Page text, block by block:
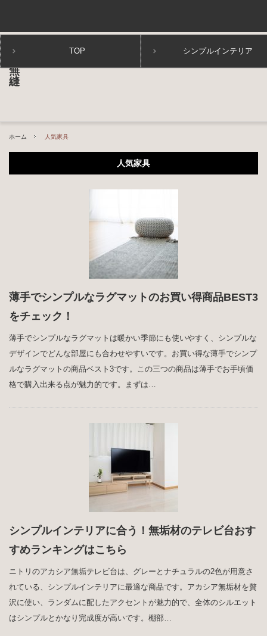
TOP シンプルインテリア
ホーム 人気家具
人気家具
薄手でシンプルなラグマットのお買い得商品BEST3
をチェック！
薄手でシンプルなラグマットは暖かい季節にも使いやすく、シンプルな
デザインでどんな部屋にも合わせやすいです。お買い得な薄手でシンプ
ルなラグマットの商品ベスト3です。この三つの商品は薄手でお手頃価
格で購入出来る点が魅力的です。まずは…
シンプルインテリアに合う！無垢材のテレビ台おす
すめランキングはこちら
ニトリのアカシア無垢テレビ台は、グレーとナチュラルの2色が用意さ
れている、シンプルインテリアに最適な商品です。アカシア無垢材を贅
沢に使い、ランダムに配したアクセントが魅力的で、全体のシルエット
はシンプルとかなり完成度が高いです。棚部…